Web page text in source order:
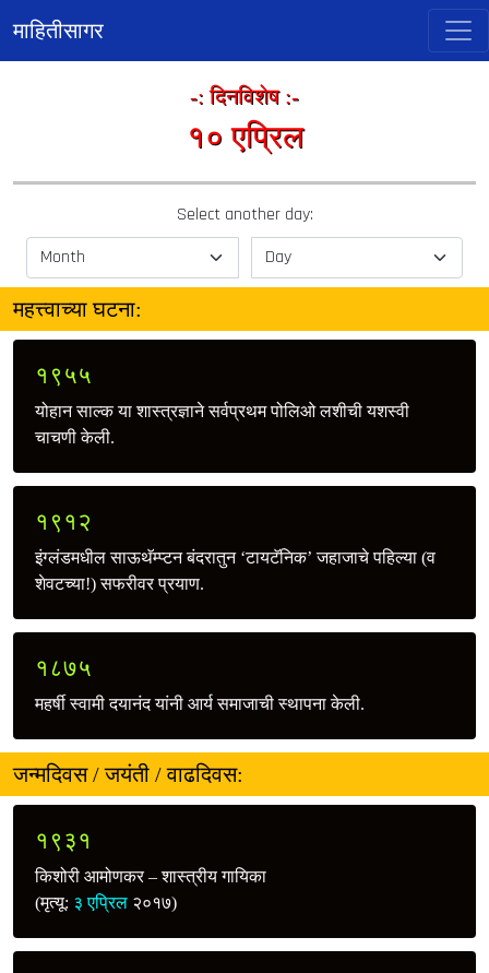
माहितीसागर
-: दिनविशेष :-
१० एप्रिल
Select another day:
महत्त्वाच्या घटना:
१९५५
योहान साल्क या शास्त्रज्ञाने सर्वप्रथम पोलिओ लशीची यशस्वी
चाचणी केली.
१९१२
इंग्लंडमधील साऊथॅम्प्टन बंदरातुन ‘टायटॅनिक’ जहाजाचे पहिल्या (व
शेवटच्या!) सफरीवर प्रयाण.
१८७५
महर्षी स्वामी दयानंद यांनी आर्य समाजाची स्थापना केली.
जन्मदिवस / जयंती / वाढदिवस:
१९३१
किशोरी आमोणकर – शास्त्रीय गायिका
(मृत्यू: ३ एप्रिल २०१७)